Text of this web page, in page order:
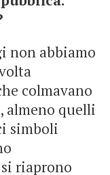
non abbiamo
colmavano
almeno quelli
simboli
riaprono